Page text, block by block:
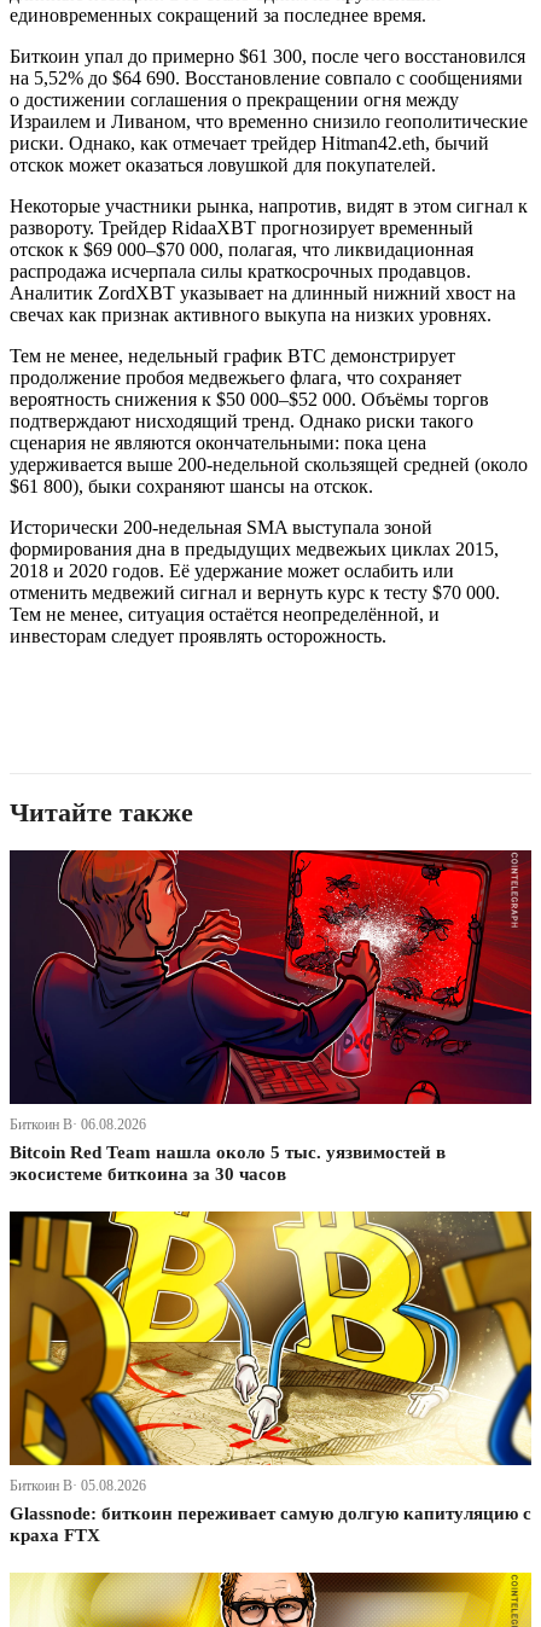
единовременных сокращений за последнее время.
Биткоин упал до примерно $61 300, после чего восстановился
на 5,52% до $64 690. Восстановление совпало с сообщениями
о достижении соглашения о прекращении огня между
Израилем и Ливаном, что временно снизило геополитические
риски. Однако, как отмечает трейдер Hitman42.eth, бычий
отскок может оказаться ловушкой для покупателей.
Некоторые участники рынка, напротив, видят в этом сигнал к
развороту. Трейдер RidaaXBT прогнозирует временный
отскок к $69 000–$70 000, полагая, что ликвидационная
распродажа исчерпала силы краткосрочных продавцов.
Аналитик ZordXBT указывает на длинный нижний хвост на
свечах как признак активного выкупа на низких уровнях.
Тем не менее, недельный график BTC демонстрирует
продолжение пробоя медвежьего флага, что сохраняет
вероятность снижения к $50 000–$52 000. Объёмы торгов
подтверждают нисходящий тренд. Однако риски такого
сценария не являются окончательными: пока цена
удерживается выше 200-недельной скользящей средней (около
$61 800), быки сохраняют шансы на отскок.
Исторически 200-недельная SMA выступала зоной
формирования дна в предыдущих медвежьих циклах 2015,
2018 и 2020 годов. Её удержание может ослабить или
отменить медвежий сигнал и вернуть курс к тесту $70 000.
Тем не менее, ситуация остаётся неопределённой, и
инвесторам следует проявлять осторожность.
Читайте также
Биткоин В· 06.08.2026
Bitcoin Red Team нашла около 5 тыс. уязвимостей в
экосистеме биткоина за 30 часов
Биткоин В· 05.08.2026
Glassnode: биткоин переживает самую долгую капитуляцию с
краха FTX